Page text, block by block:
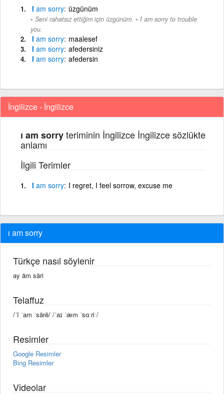
I am sorry üzgünüm
Seni rahatsız ettiğim için üzgünüm. - I am sorry to trouble
you.
I am sorry maalesef
I am sorry afedersiniz
I am sorry afedersin
İngilizce - İngilizce
ı am sorryteriminin İngilizce İngilizce sözlükte
anlamı
İlgili Terimler
I am sorry I regret, I feel sorrow, excuse me
ı am sorry
Türkçe nasıl söylenir
ay äm säri
Telaffuz
/ˈī ˈam ˈsärē/ /ˈaɪ ˈæm ˈsɑːriː/
Resimler
Google Resimler
Bing Resimler
Videolar